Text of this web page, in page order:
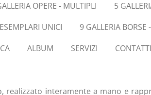
OPERE - MULTIPLI 5
UNICI 9 GALLERIA BORSE
ALBUM SERVIZI CONTATTI
realizzato interamente a mano e